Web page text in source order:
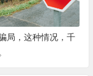
局，这种情况，千